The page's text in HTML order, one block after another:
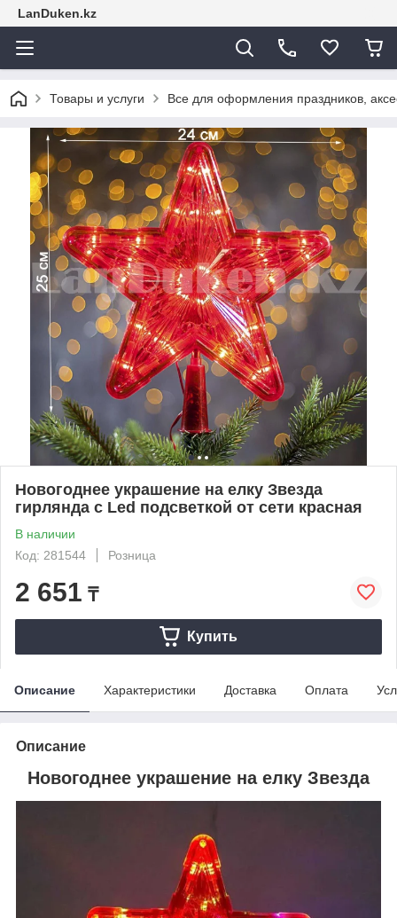
LanDuken.kz
Товары и услуги Все для оформления праздников,
Новогоднее украшение на елку Звезда
гирлянда с Led подсветкой от сети красная
В наличии
Код: 281544
Розница
2 651 ₸
Купить
Описание Характеристики Доставка Оплата
Описание
Новогоднее украшение на елку Звезда